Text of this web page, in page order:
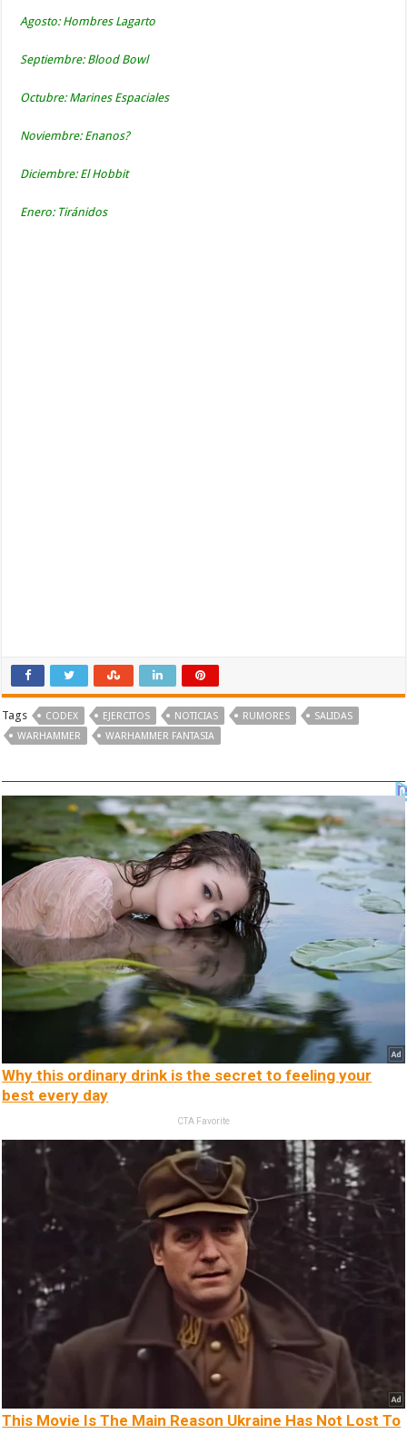
Agosto: Hombres Lagarto
Septiembre: Blood Bowl
Octubre: Marines Espaciales
Noviembre: Enanos?
Diciembre: El Hobbit
Enero: Tiránidos
Tags CODEX EJERCITOS NOTICIAS RUMORES
SALIDAS
WARHAMMER
WARHAMMER FANTASIA
Why this ordinary drink is the secret to feeling your
best every day
CTA Favorite
This Movie Is The Main Reason Ukraine Has Not Lost To